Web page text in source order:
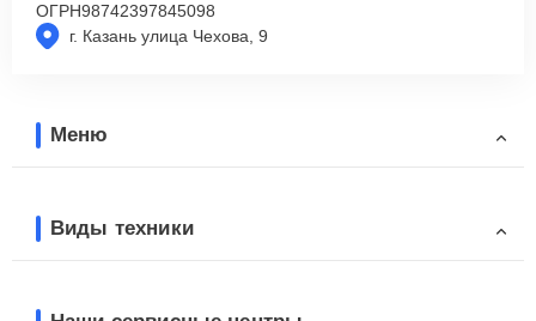
г. Казань улица Чехова, 9
ОГРН98742397845098
Меню
Виды техники